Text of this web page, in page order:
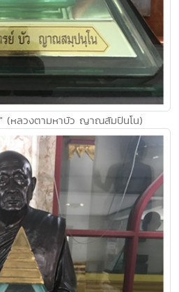
(หลวงตามหาบัว ญาณสัมปันโน)